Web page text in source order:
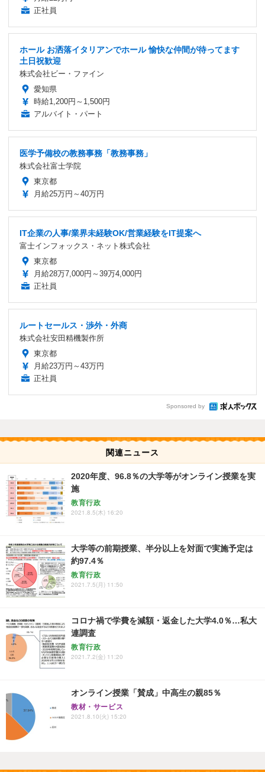
正社員
ホール お洒落イタリアンでホール 愉快な仲間が待ってます
土日祝歓迎
株式会社ビー・ファイン
愛知県
時給1,200円～1,500円
アルバイト・パート
医学予備校の教務事務「教務事務」
株式会社富士学院
東京都
月給25万円～40万円
IT企業の人事/業界未経験OK/営業経験をIT提案へ
富士インフォックス・ネット株式会社
東京都
月給28万7,000円～39万4,000円
正社員
ルートセールス・渉外・外商
株式会社安田精機製作所
東京都
月給23万円～43万円
正社員
Sponsored by
関連ニュース
2020年度、96.8％の大学等がオンライン授業を実
施
教育行政
2021.8.5(木) 16:20
大学等の前期授業、半分以上を対面で実施予定は
約97.4％
教育行政
2021.7.5(月) 11:50
コロナ禍で学費を減額・返金した大学4.0％…私大
連調査
教育行政
2021.7.2(金) 11:20
オンライン授業「賛成」中高生の親85％
教材・サービス
2021.8.10(火) 15:20